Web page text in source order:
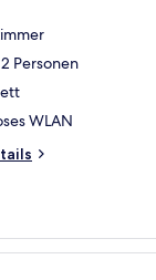
Personen
WLAN